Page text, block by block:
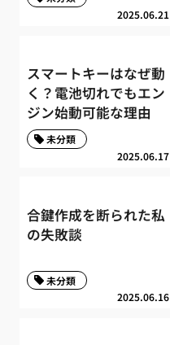
2025.06.21
スマートキーはなぜ動
く？電池切れでもエン
ジン始動可能な理由
2025.06.17
未分類
合鍵作成を断られた私
の失敗談
2025.06.16
未分類